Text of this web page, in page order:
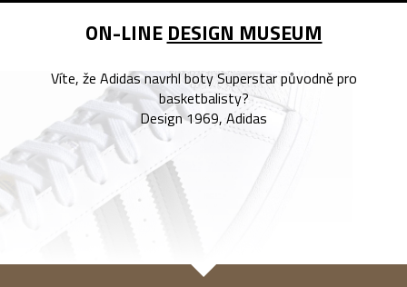
ON-LINE DESIGN MUSEUM
Víte, že Adidas navrhl boty Superstar původně pro
basketbalisty?
Design 1969, Adidas